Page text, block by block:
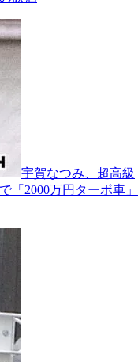
宇賀なつみ、超高級
2000万円ターボ車」